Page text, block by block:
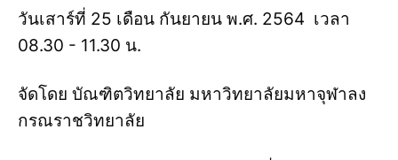
วันเสาร์ที่ 25 เดือน กันยายน พ.ศ. 2564 เวลา
08.30 - 11.30 น.
จัดโดย บัณฑิตวิทยาลัย มหาวิทยาลัยมหาจุฬาลง
กรณราชวิทยาลัย